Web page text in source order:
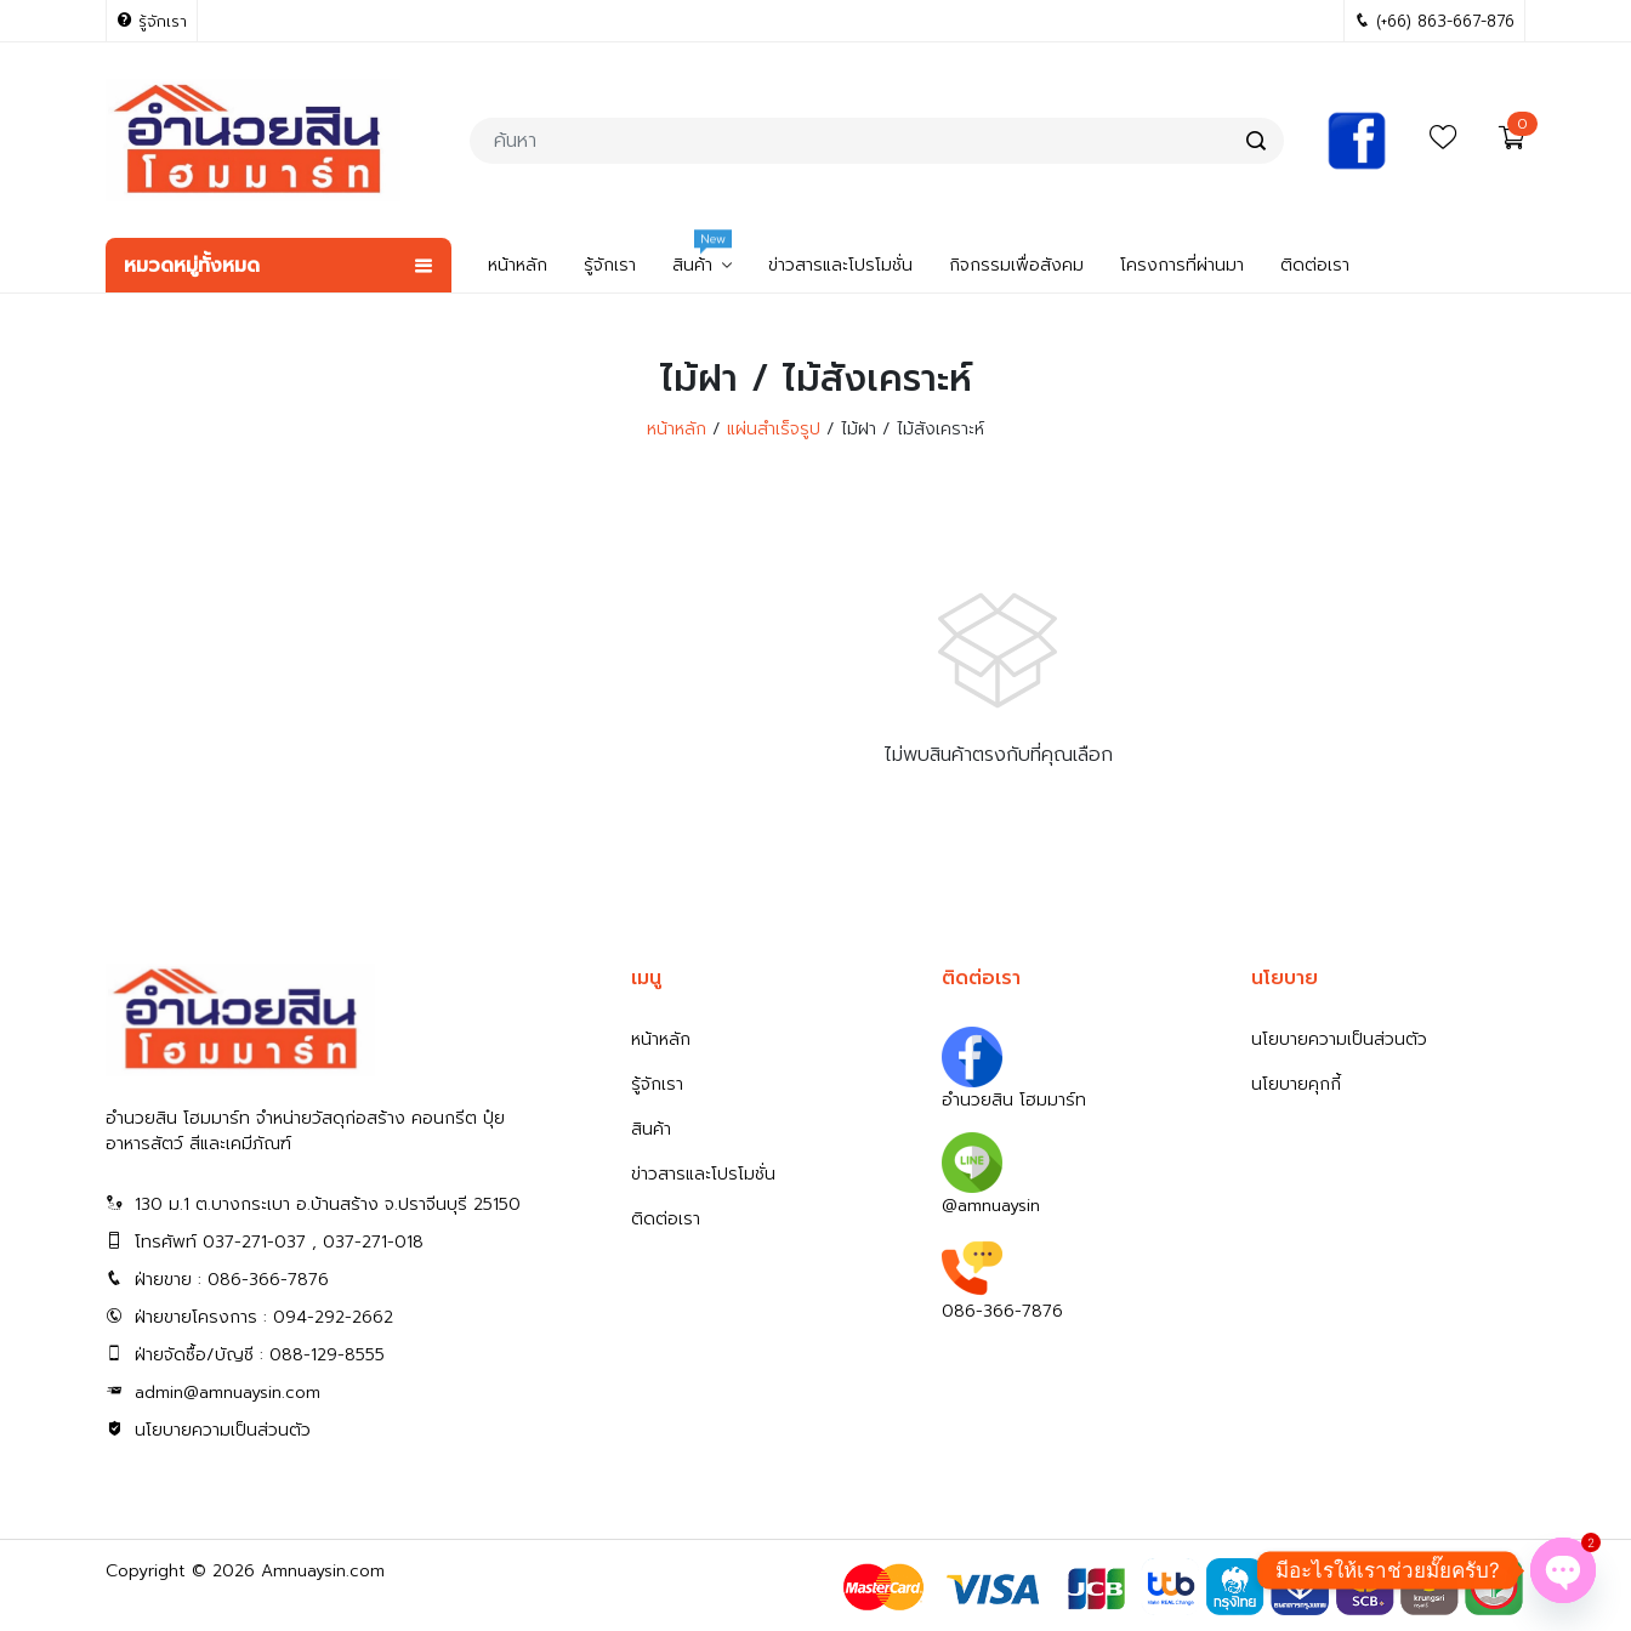
รู้จักเรา (+66) 863-667-876
0
หมวดหมู่ทั้งหมด หน้าหลัก รู้จักเรา สินค้า
New
ข่าวสารและโปรโมชั่น กิจกรรมเพื่อสังคม โครงการที่ผ่านมา ติดต่อเรา
ไม้ฝา / ไม้สังเคราะห์
หน้าหลัก แผ่นสำเร็จรูป ไม้ฝา / ไม้สังเคราะห์
ไม่พบสินค้าตรงกับที่คุณเลือก
อำนวยสิน โฮมมาร์ท จำหน่ายวัสดุก่อสร้าง คอนกรีต ปุ๋ย
อาหารสัตว์ สีและเคมีภัณฑ์
130 ม.1 ต.บางกระเบา อ.บ้านสร้าง จ.ปราจีนบุรี 25150
โทรศัพท์ 037-271-037 , 037-271-018
ฝ่ายขาย : 086-366-7876
ฝ่ายขายโครงการ : 094-292-2662
ฝ่ายจัดซื้อ/บัญชี : 088-129-8555
admin@amnuaysin.com
นโยบายความเป็นส่วนตัว
เมนู
หน้าหลัก
รู้จักเรา
สินค้า
ข่าวสารและโปรโมชั่น
ติดต่อเรา
ติดต่อเรา
อำนวยสิน โฮมมาร์ท
@amnuaysin
086-366-7876
นโยบาย
นโยบายความเป็นส่วนตัว
นโยบายคุกกี้
Copyright © 2026 Amnuaysin.com มีอะไรให้เราช่วยมั๊ยครับ?
2